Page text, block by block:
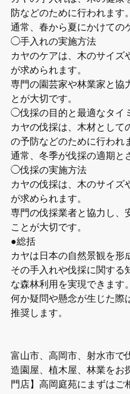
防などのために行われます。
通常、春から夏にかけての
◯手入れの実施方法
カヤのケアは、木のサイ
が求められます。
専門の園芸家や林業家と協
とが大切です。
◯伐採の目的と最適なタイ
カヤの伐採は、木材として
の予防などのために行われ
通常、冬季が伐採の適期と
◯伐採の実施方法
カヤの伐採は、木のサイ
が求められます。
専門の伐採業者と協力し、
ことが大切です。
●総括
カヤは日本の自然景観を形
その手入れや伐採に関する
な森林利用を実現できます。
何か疑問や懸念が生じた際
推奨します。
富山市、高岡市、射水市で
造園屋、植木屋、林業をお
門店】高岡庭苑にまずはご